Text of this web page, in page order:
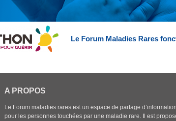
Le Forum Maladies Rares
A PROPOS
Le Forum maladies rares est un espace de partage
pour les personnes touchées par une maladie rare. Il est